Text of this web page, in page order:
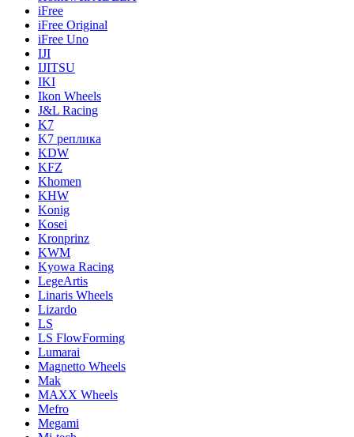
iFree
iFree Original
iFree Uno
IJI
IJITSU
IKI
Ikon Wheels
J&L Racing
K7
K7 реплика
KDW
KFZ
Khomen
KHW
Konig
Kosei
Kronprinz
KWM
Kyowa Racing
LegeArtis
Linaris Wheels
Lizardo
LS
LS FlowForming
Lumarai
Magnetto Wheels
Mak
MAXX Wheels
Mefro
Megami